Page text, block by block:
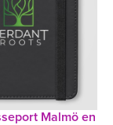
Malmö en